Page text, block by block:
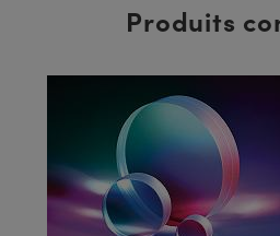
Produits